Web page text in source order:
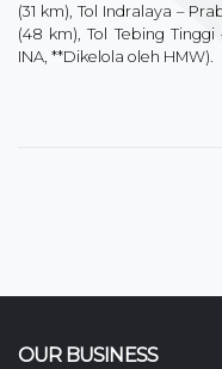
(31 km), Tol Indralaya –
(48 km), Tol Tebing
INA, **Dikelola oleh HMW).
OUR BUSINESS